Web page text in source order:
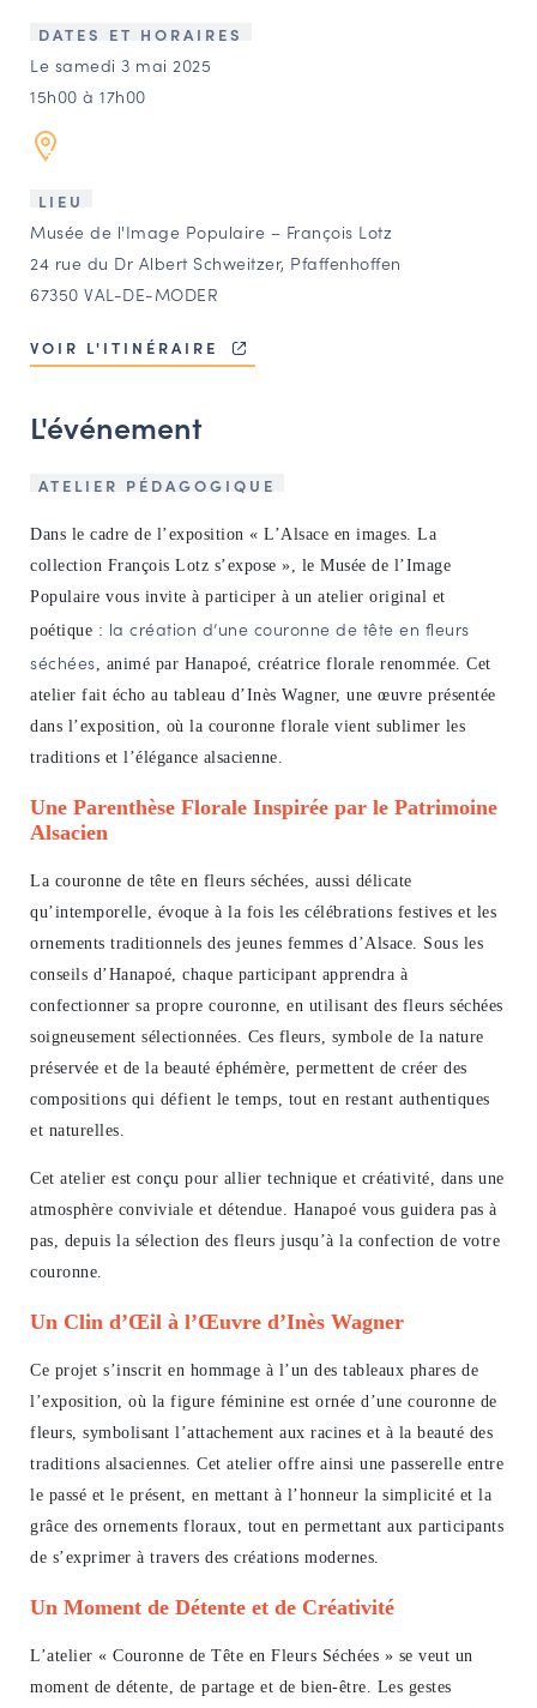
CONTACT
Agenda
Annuaire
Ressources
BOURSE D’ÉCHANGE
CARTES DES NAUDIN
Espace acteurs
NAVIGATION FILTRÉE « ACTEURS »
PORTAIL CULTURE
Comité d'Histoire Régionale
Service Inventaire et Patrimoines de la Région Grand Est
VOUS ÊTES…
Étudiants & chercheurs
DATES ET HORAIRES
Le samedi 3 mai 2025
15h00 à 17h00
LIEU
Musée de l'Image Populaire – François Lotz
24 rue du Dr Albert Schweitzer, Pfaffenhoffen
67350 VAL-DE-MODER
VOIR L'ITINÉRAIRE
L'événement
ATELIER PÉDAGOGIQUE
Dans le cadre de l’exposition « L’Alsace en images. La
collection François Lotz s’expose », le Musée de l’Image
Populaire vous invite à participer à un atelier original et
poétique : la création d’une couronne de tête en fleurs
séchées, animé par Hanapoé, créatrice florale renommée. Cet
atelier fait écho au tableau d’Inès Wagner, une œuvre présentée
dans l’exposition, où la couronne florale vient sublimer les
traditions et l’élégance alsacienne.
Une Parenthèse Florale Inspirée par le Patrimoine
Alsacien
La couronne de tête en fleurs séchées, aussi délicate
qu’intemporelle, évoque à la fois les célébrations festives et les
ornements traditionnels des jeunes femmes d’Alsace. Sous les
conseils d’Hanapoé, chaque participant apprendra à
confectionner sa propre couronne, en utilisant des fleurs séchées
soigneusement sélectionnées. Ces fleurs, symbole de la nature
préservée et de la beauté éphémère, permettent de créer des
compositions qui défient le temps, tout en restant authentiques
et naturelles.
Cet atelier est conçu pour allier technique et créativité, dans une
atmosphère conviviale et détendue. Hanapoé vous guidera pas à
pas, depuis la sélection des fleurs jusqu’à la confection de votre
couronne.
Un Clin d’Œil à l’Œuvre d’Inès Wagner
Ce projet s’inscrit en hommage à l’un des tableaux phares de
l’exposition, où la figure féminine est ornée d’une couronne de
fleurs, symbolisant l’attachement aux racines et à la beauté des
traditions alsaciennes. Cet atelier offre ainsi une passerelle entre
le passé et le présent, en mettant à l’honneur la simplicité et la
grâce des ornements floraux, tout en permettant aux participants
de s’exprimer à travers des créations modernes.
Un Moment de Détente et de Créativité
L’atelier « Couronne de Tête en Fleurs Séchées » se veut un
moment de détente, de partage et de bien-être. Les gestes